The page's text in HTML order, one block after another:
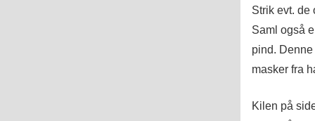
Strik evt. de
Saml også
pind.
masker fra
Kilen på